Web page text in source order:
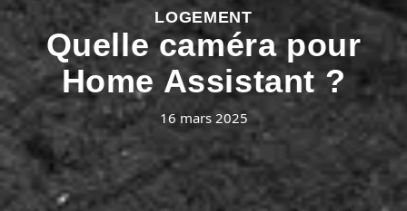
LOGEMENT
Quelle caméra pour
Home Assistant ?
16 mars 2025